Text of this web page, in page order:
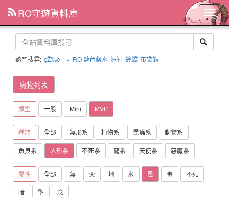
主
選
單
RO守遊資料庫
熱門搜尋: çŽ‰è—» RO 藍色藥水 涼鞋 鈴鐺 布袋熊
魔物列表
類型 一般 Mini MVP
種族 全部 無形系 植物系 昆蟲系 動物系
魚貝系 人形系 不死系 龍系 天使系 惡魔系
屬性 全部 無 火 地 水 風 毒 不死
暗 聖 念